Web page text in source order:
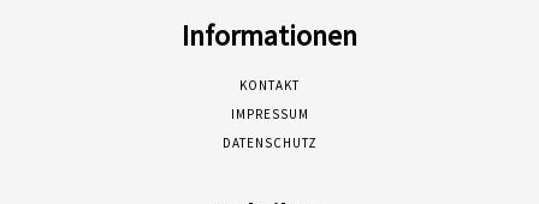
Informationen
KONTAKT
IMPRESSUM
DATENSCHUTZ